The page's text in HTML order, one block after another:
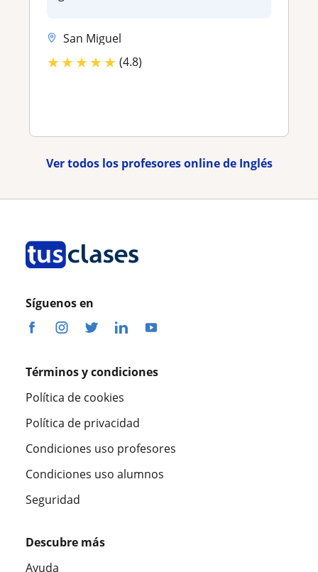
San Miguel
★★★★★ (4.8)
Ver todos los profesores online de Inglés
Síguenos en
Términos y condiciones
Política de cookies
Política de privacidad
Condiciones uso profesores
Condiciones uso alumnos
Seguridad
Descubre más
Ayuda